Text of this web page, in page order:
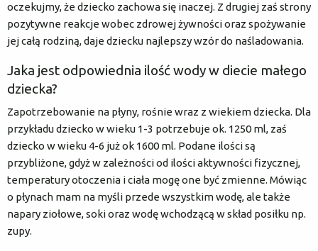
oczekujmy, że dziecko zachowa się inaczej. Z drugiej zaś strony
pozytywne reakcje wobec zdrowej żywności oraz spożywanie
jej całą rodziną, daje dziecku najlepszy wzór do naśladowania.
Jaka jest odpowiednia ilość wody w diecie małego
dziecka?
Zapotrzebowanie na płyny, rośnie wraz z wiekiem dziecka. Dla
przykładu dziecko w wieku 1-3 potrzebuje ok. 1250 ml, zaś
dziecko w wieku 4-6 już ok 1600 ml. Podane ilości są
przybliżone, gdyż w zależności od ilości aktywności fizycznej,
temperatury otoczenia i ciała mogę one być zmienne. Mówiąc
o płynach mam na myśli przede wszystkim wodę, ale także
napary ziołowe, soki oraz wodę wchodzącą w skład posiłku np.
zupy.